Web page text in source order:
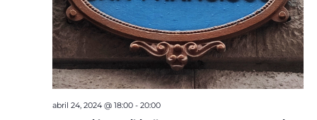
abril 24, 2024 @ 18:00- 20:00